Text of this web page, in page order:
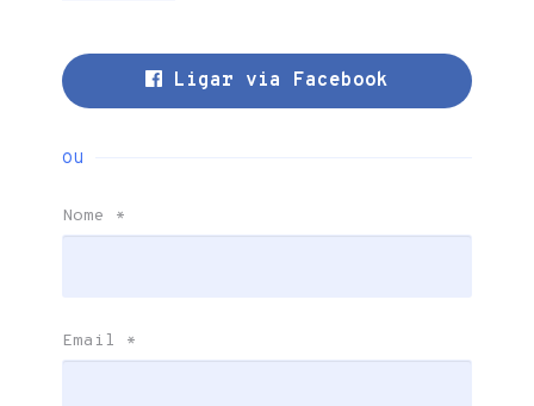
Ligar via Facebook
ou
Nome *
Email *